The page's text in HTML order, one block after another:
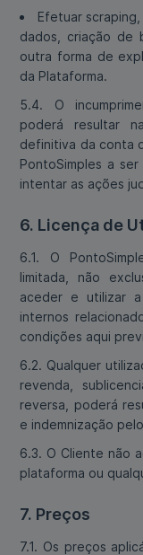
Efetuar
dados, criação de
outra forma de
da Plataforma.
5.4. O
poderá resultar
definitiva da conta
PontoSimples a
intentar as ações
6. Licença de
6.1. O
limitada, não
aceder e utilizar a
internos
condições aqui
6.2. Qualquer
revenda,
reversa, poderá
e indemnização
6.3. O Cliente não
plataforma ou
7. Preços
7.1. Os preços